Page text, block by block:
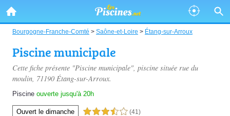
Bourgogne-Franche-Comté > Saône-et-Loire > Étang-sur-Arroux
Piscine municipale
Cette fiche présente "Piscine municipale", piscine située rue du
moulin, 71190 Étang-sur-Arroux.
Piscine ouverte jusqu'à 20h
Ouvert le dimanche 3,5 étoiles sur 5 (41)